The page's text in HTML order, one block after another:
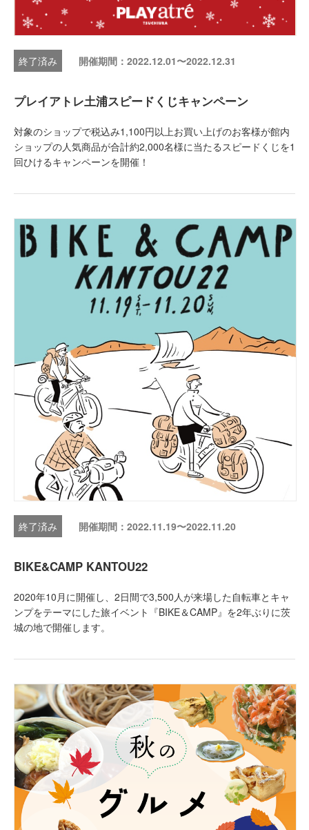
開催期間：2022.12.01〜2022.12.31
プレイアトレ土浦スピードくじキャンペーン
対象のショップで税込み1,100円以上お買い上げのお客様が館内
ショップの人気商品が合計約2,000名様に当たるスピードくじを1
回ひけるキャンペーンを開催！
開催期間：2022.11.19〜2022.11.20
BIKE&CAMP KANTOU22
2020年10月に開催し、2日間で3,500人が来場した自転車とキャ
ンプをテーマにした旅イベント『BIKE＆CAMP』を2年ぶりに茨
城の地で開催します。